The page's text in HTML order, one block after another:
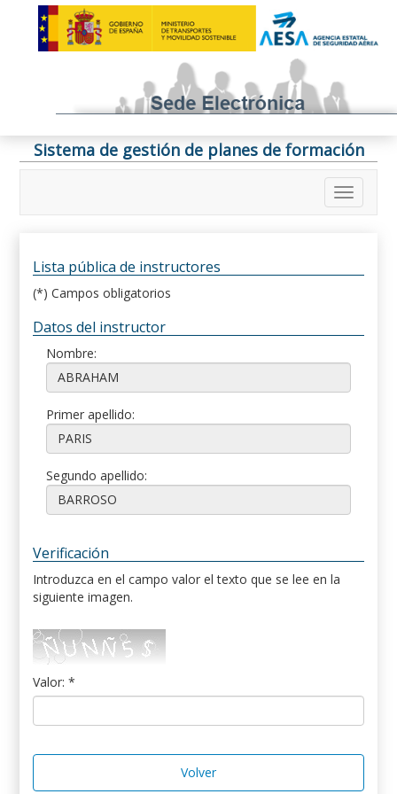
Sistema de gestión de planes de formación
Lista pública de instructores
(*) Campos obligatorios
Datos del instructor
Nombre:
Primer apellido:
Segundo apellido:
Verificación
Introduzca en el campo valor el texto que se lee en la
siguiente imagen.
Valor: *
Volver